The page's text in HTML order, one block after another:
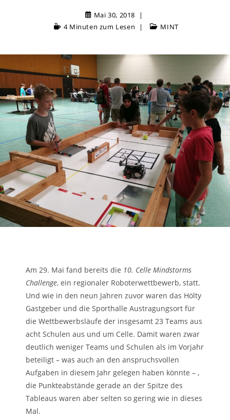
Mai 30, 2018
4 Minuten zum Lesen
MINT
Am 29. Mai fand bereits die 10. Celle Mindstorms
Challenge, ein regionaler Roboterwettbewerb, statt.
Und wie in den neun Jahren zuvor waren das Hölty
Gastgeber und die Sporthalle Austragungsort für
die Wettbewerbsläufe der insgesamt 23 Teams aus
acht Schulen aus und um Celle. Damit waren zwar
deutlich weniger Teams und Schulen als im Vorjahr
beteiligt – was auch an den anspruchsvollen
Aufgaben in diesem Jahr gelegen haben könnte – ,
die Punkteabstände gerade an der Spitze des
Tableaus waren aber selten so gering wie in dieses
Mal.